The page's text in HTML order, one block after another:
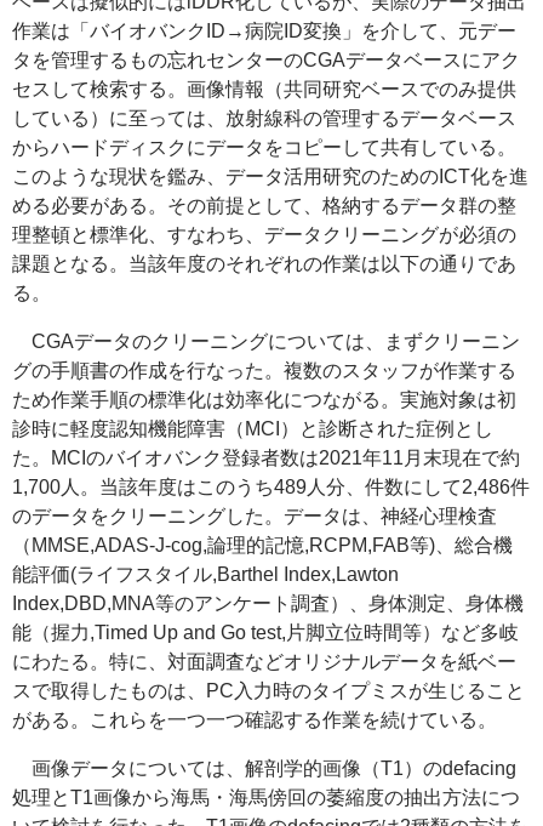
作業は「バイオバンクID→病院ID変換」を介して、元デー
タを管理するもの忘れセンターのCGAデータベースにアク
セスして検索する。画像情報（共同研究ベースでのみ提供
している）に至っては、放射線科の管理するデータベース
からハードディスクにデータをコピーして共有している。
このような現状を鑑み、データ活用研究のためのICT化を進
める必要がある。その前提として、格納するデータ群の整
理整頓と標準化、すなわち、データクリーニングが必須の
課題となる。当該年度のそれぞれの作業は以下の通りであ
る。
CGAデータのクリーニングについては、まずクリーニン
グの手順書の作成を行なった。複数のスタッフが作業する
ため作業手順の標準化は効率化につながる。実施対象は初
診時に軽度認知機能障害（MCI）と診断された症例とし
た。MCIのバイオバンク登録者数は2021年11月末現在で約
1,700人。当該年度はこのうち489人分、件数にして2,486件
のデータをクリーニングした。データは、神経心理検査
（ MMSE,ADAS-J-cog,論理的記憶,RCPM,FAB等)、総合機
能評価(ライフスタイル,Barthel Index,Lawton
Index,DBD,MNA等のアンケート調査）、身体測定、身体機
能（握力,Timed Up and Go test,片脚立位時間等）など多岐
にわたる。特に、対面調査などオリジナルデータを紙ベー
スで取得したものは、PC入力時のタイプミスが生じること
がある。これらを一つ一つ確認する作業を続けている。
画像データについては、解剖学的画像（T1）のdefacing
処理とT1画像から海馬・海馬傍回の萎縮度の抽出方法につ